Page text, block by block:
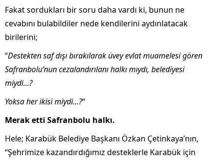
Fakat sordukları bir soru daha vardı ki, bunun ne
cevabını bulabildiler nede kendilerini aydınlatacak
birilerini;
“Destekten saf dışı bırakılarak üvey evlat muamelesi gören
Safranbolu’nun cezalandırılanı halkı mıydı, belediyesi
miydi…?
Yoksa her ikisi miydi…?“
Merak etti Safranbolu halkı.
Hele; Karabük Belediye Başkanı Özkan Çetinkaya’nın,
“Şehrimize kazandırdığımız desteklerle Karabük için